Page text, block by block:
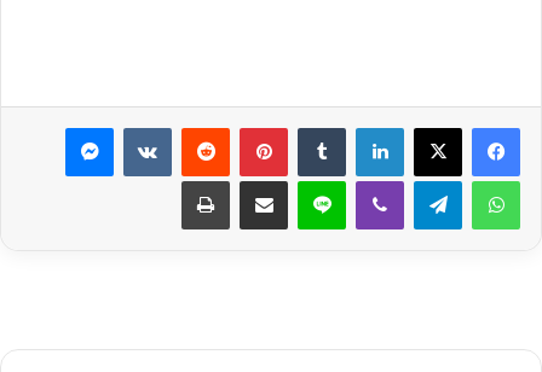
لينكدإن بينتيريست ماسنجر
واتساب تيلقرام ڤايبر لاين مشاركة عبر البريد طباعة